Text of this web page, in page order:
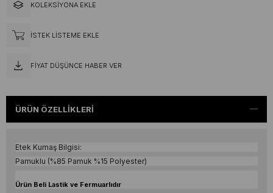
KOLEKSIYONA EKLE
İSTEK LISTEME EKLE
FIYAT DÜŞÜNCE HABER VER
ÜRÜN ÖZELLIKLERI
Etek Kumaş Bilgisi:
Pamuklu (%85 Pamuk %15 Polyester)
Ürün Beli Lastik ve Fermuarlıdır